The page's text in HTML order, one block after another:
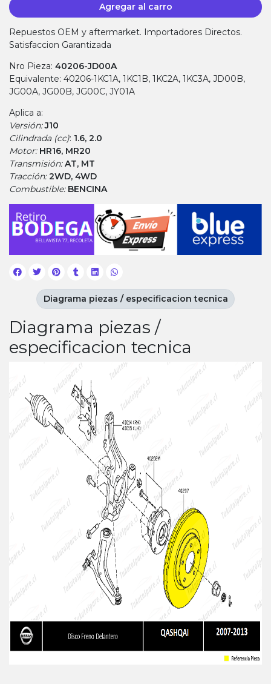
Agregar al carro
Repuestos OEM y aftermarket. Importadores Directos.
Satisfaccion Garantizada
Nro Pieza: 40206-JD00A
Equivalente: 40206-1KC1A, 1KC1B, 1KC2A, 1KC3A, JD00B,
JG00A, JG00B, JG00C, JY01A
Aplica a:
Versión:J10
Cilindrada (cc): 1.6, 2.0
Motor: HR16, MR20
Transmisión:AT, MT
Tracción:2WD, 4WD
Combustible: BENCINA
Diagrama piezas /
especificacion tecnica
Diagrama piezas / especificacion tecnica